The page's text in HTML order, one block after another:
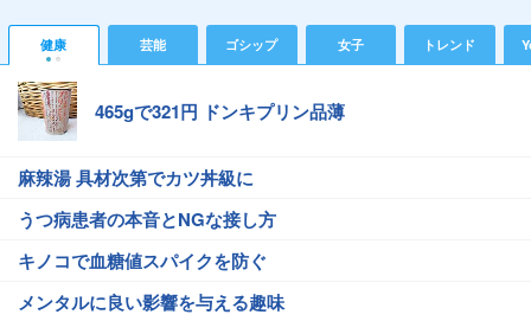
健康 芸能 ゴシップ 女子 トレンド
465gで321円 ドンキプリン品薄
麻辣湯 具材次第でカツ丼級に
うつ病患者の本音とNGな接し方
キノコで血糖値スパイクを防ぐ
メンタルに良い影響を与える趣味